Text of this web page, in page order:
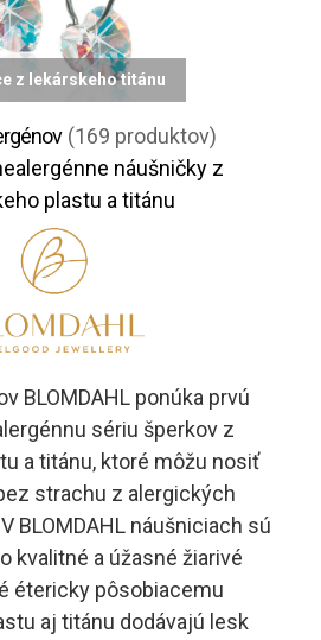
z lekárskeho titánu
(169 produktov)
náušničky z
plastu a titánu
BLOMDAHL ponúka prvú
sériu šperkov z
a titánu, ktoré môžu nosiť
strachu z alergických
BLOMDAHL náušniciach sú
kvalitné a úžasné žiarivé
étericky pôsobiacemu
aj titánu dodávajú lesk